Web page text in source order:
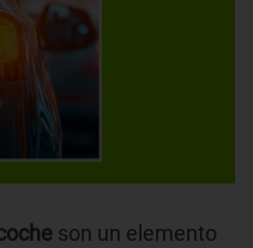
son un elemento